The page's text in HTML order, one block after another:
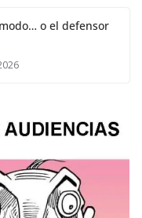
o el defensor